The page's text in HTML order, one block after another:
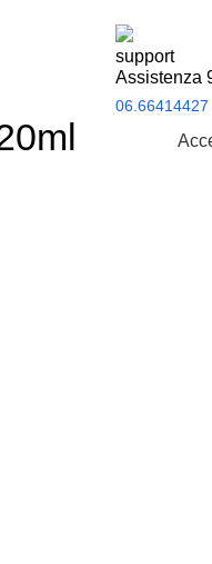
Assistenza
06.66414427